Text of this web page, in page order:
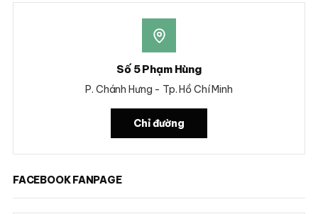
Số 5 Phạm Hùng
P. Chánh Hưng - Tp. Hồ Chí Minh
Chỉ đường
FACEBOOK FANPAGE